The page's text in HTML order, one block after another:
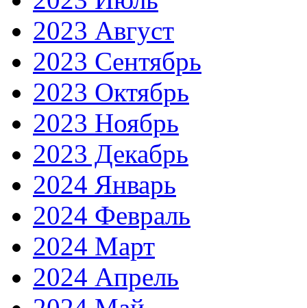
2023 Август
2023 Сентябрь
2023 Октябрь
2023 Ноябрь
2023 Декабрь
2024 Январь
2024 Февраль
2024 Март
2024 Апрель